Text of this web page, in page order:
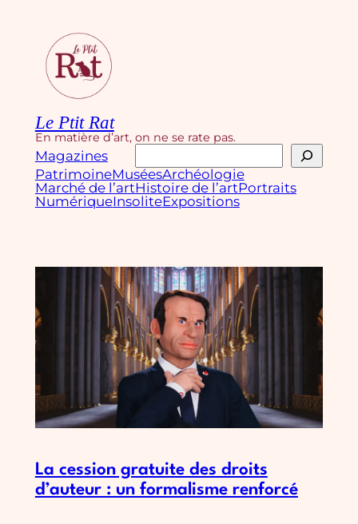
contenu
Le Ptit Rat
En matière d’art, on ne se rate pas.
Magazines
Rechercher
PatrimoineMuséesArchéologie
Marché de l’artHistoire de l’artPortraits
NumériqueInsoliteExpositions
La cession gratuite des droits
d’auteur : un formalisme renforcé